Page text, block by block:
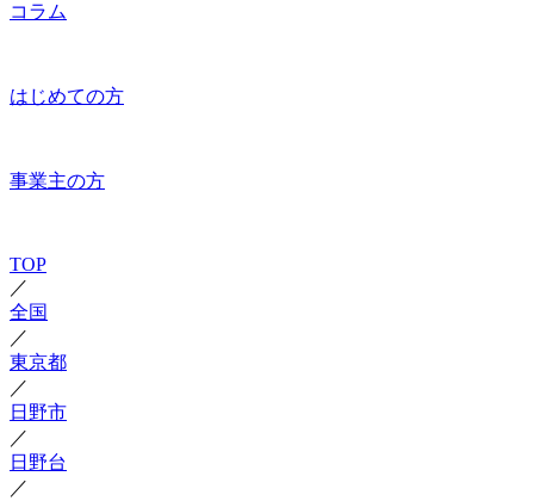
コラム
はじめての方
事業主の方
TOP
／
全国
／
東京都
／
日野市
／
日野台
／